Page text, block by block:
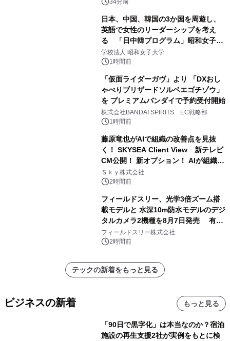
日本、中国、韓国の3か国を周遊し、
英語で女性のリーダーシップを考え
る 「日中韓プログラム」昭和女子大
学で開催
学校法人 昭和女子大学
1時間前
「仮面ライダーガヴ」より 「DXおし
ゃべりブリザードソルベエゴチゾウ」
を プレミアムバンダイで予約受付開始
株式会社BANDAI SPIRITS EC戦略部
1時間前
藤原竜也がAIで組織の改善点を見抜
く！ SKYSEA Client View 新テレビ
CM公開！ 新オプション！ AIが組織の
業務実態を分析し労務改善を支援。 藤
原竜也メイキング動画公開 「もしAIが
る自信がある」「昨年の夏はカブトム
シを捕まえたり、虫と戦ったり…」
Ｓｋｙ株式会社
2時間前
フィールドスリー、光学3倍ズーム搭
載モデルと 水深10m防水モデルのデジ
タルカメラ2機種を8月7日発売 有効
約1300万画素、用途別に選べるコンデ
ジ新登場
フィールドスリー株式会社
2時間前
テックの新着をもっと見る
ビジネスの新着 もっと見る
「90日で黒字化」は本当なのか？宿泊
施設の再生支援2社が実例をもとに検